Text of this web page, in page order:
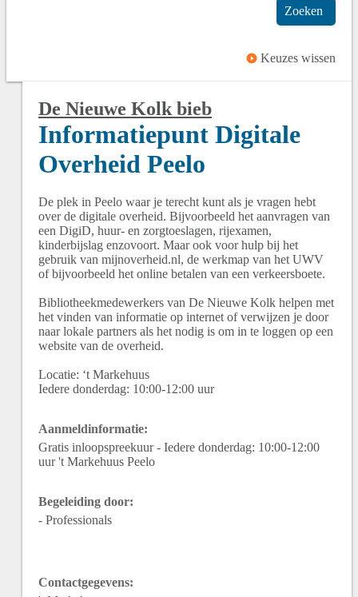
Zoeken
Keuzes wissen
De Nieuwe Kolk bieb
Informatiepunt Digitale
Overheid Peelo
De plek in Peelo waar je terecht kunt als je vragen hebt
over de digitale overheid. Bijvoorbeeld het aanvragen van
een DigiD, huur- en zorgtoeslagen, rijexamen,
kinderbijslag enzovoort. Maar ook voor hulp bij het
gebruik van mijnoverheid.nl, de werkmap van het UWV
of bijvoorbeeld het online betalen van een verkeersboete.
Bibliotheekmedewerkers van De Nieuwe Kolk helpen met
het vinden van informatie op internet of verwijzen je door
naar lokale partners als het nodig is om in te loggen op een
website van de overheid.
Locatie: ‘t Markehuus
Iedere donderdag: 10:00-12:00 uur
Aanmeldinformatie:
Gratis inloopspreekuur - Iedere donderdag: 10:00-12:00
uur 't Markehuus Peelo
Begeleiding door:
- Professionals
Contactgegevens: